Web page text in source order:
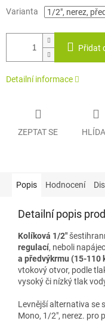
Varianta
Přidat
Detailní informace
ZEPTAT SE
Popis Hodnocení
Detailní popis
Kolíková 1/2"
regulací, neboli
a předvýkrmu (15-110
vtokový otvor, podle
vysoký či nízký tlak
Levnější alternativa se
Mono, 1/2", nerez. pro